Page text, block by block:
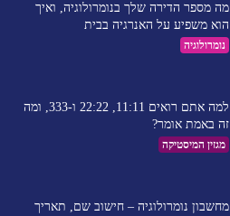
מה מספר הדירה שלך בנומרולוגיה, ואיך
הוא משפיע על האנרגיה בבית
נומרולוגיה
למה אתם רואים 11:11, 22:22 ו-333, ומה
זה באמת אומר?
מגזין המיסטיקה
מחשבון נומרולוגיה – חישוב שם, תאריך